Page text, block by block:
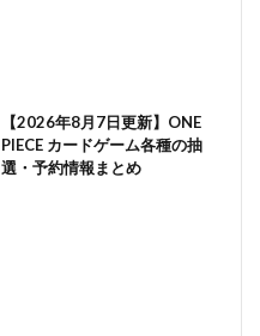
【2026年8月7日更新】ONE
PIECE カードゲーム各種の抽
選・予約情報まとめ